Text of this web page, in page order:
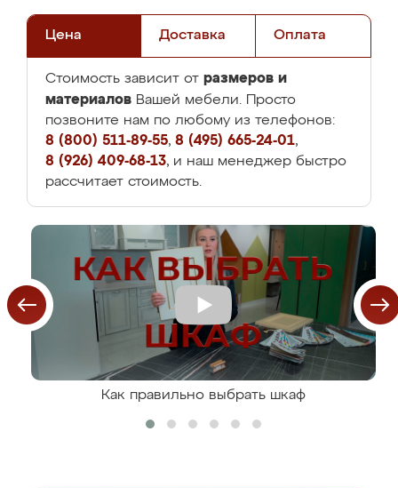
Цена Доставка Оплата
Стоимость зависит от размеров и
материалов Вашей мебели. Просто
позвоните нам по любому из телефонов:
8 (800) 511-89-55, 8 (495) 665-24-01,
8 (926) 409-68-13, и наш менеджер быстро
рассчитает стоимость.
Как правильно выбрать шкаф